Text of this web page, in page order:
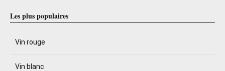
Les plus populaires
Vin rouge
Vin blanc